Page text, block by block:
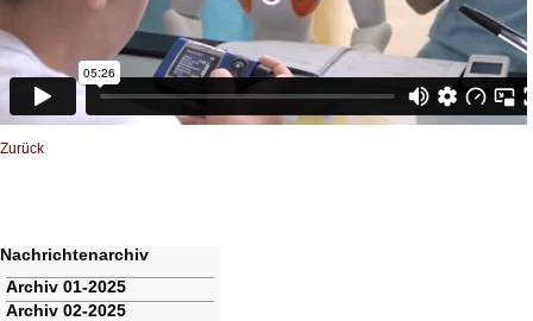
Zurück
Nachrichtenarchiv
Navigation
überspringen
Archiv 01-2025
Archiv 02-2025